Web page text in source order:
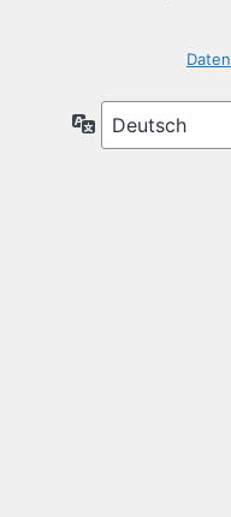
Sprache